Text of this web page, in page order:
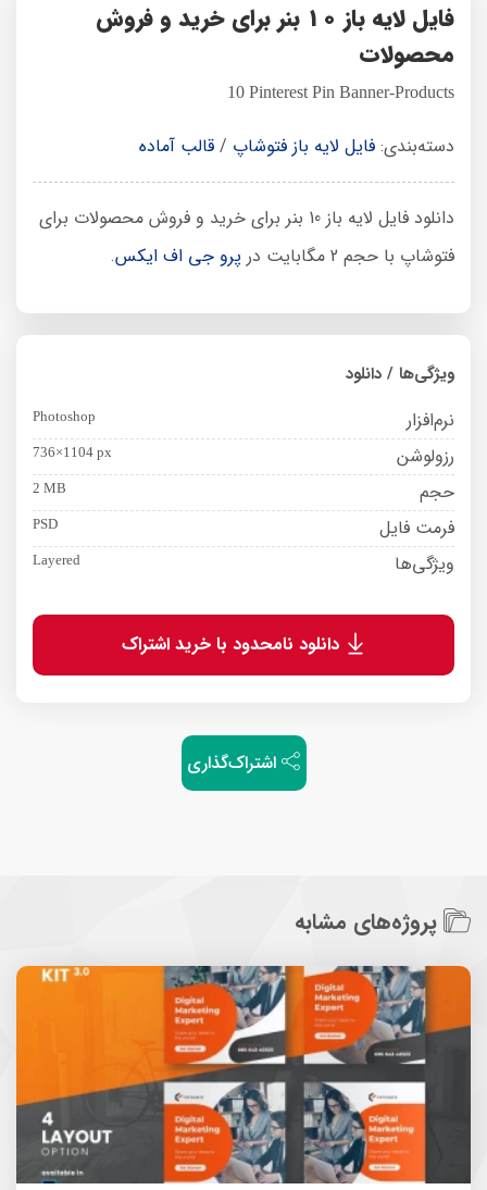
فایل لایه باز 10 بنر برای خرید و فروش
محصولات
10 Pinterest Pin Banner-Products
دسته‌بندی: فایل لایه باز فتوشاپ / قالب آماده
دانلود فایل لایه باز 10 بنر برای خرید و فروش محصولات برای
فتوشاپ با حجم 2 مگابایت در
پرو جی اف ایکس.
ویژگی‌ها / دانلود
نرم‌افزار Photoshop
رزولوشن 736×1104 px
حجم 2 MB
فرمت فایل PSD
ویژگی‌ها Layered
دانلود نامحدود با خرید اشتراک
اشتراک‌گذاری
پروژه‌های مشابه